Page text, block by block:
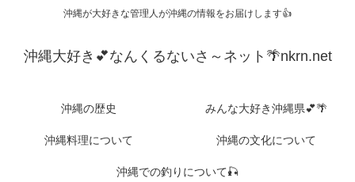
沖縄が大好きな管理人が沖縄の情報をお届けします👍
沖縄大好き💕なんくるないさ～ネット🌴nkrn.net
沖縄の歴史 みんな大好き沖縄県💕🌴
沖縄料理について 沖縄の文化について
沖縄での釣りについて🎣